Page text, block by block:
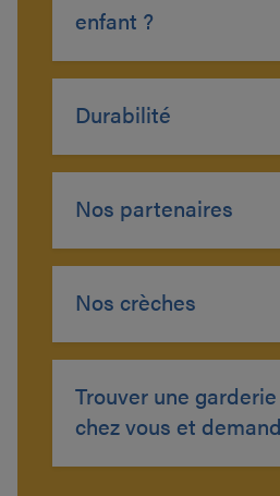
enfant ?
Durabilité
Nos partenaires
Nos crèches
Trouver une
chez vous et